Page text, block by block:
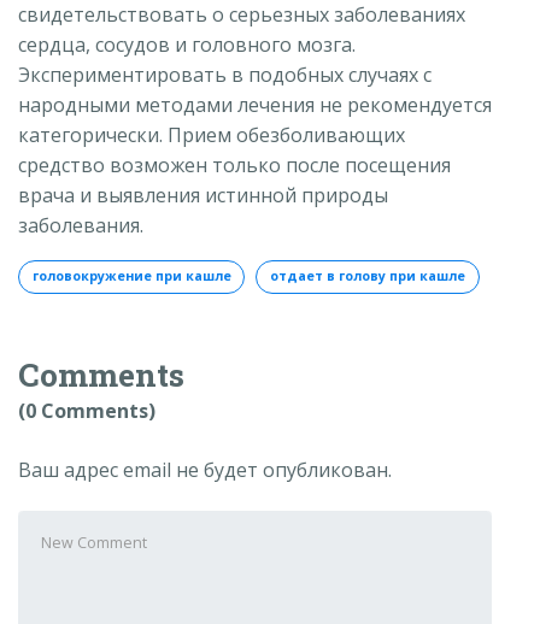
свидетельствовать о серьезных заболеваниях
сердца, сосудов и головного мозга.
Экспериментировать в подобных случаях с
народными методами лечения не рекомендуется
категорически. Прием обезболивающих
средство возможен только после посещения
врача и выявления истинной природы
заболевания.
головокружение при кашле отдает в голову при кашле
Comments
(0 Comments)
Ваш адрес email не будет опубликован.
comment